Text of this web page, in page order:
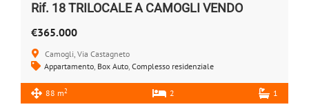
Rif. 18 TRILOCALE A CAMOGLI VENDO
€365.000
Camogli, Via Castagneto
Appartamento, Box Auto, Complesso residenziale
88 m2 2 1